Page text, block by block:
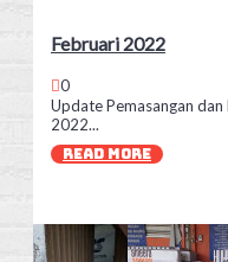
Februari 2022
0
Update Pemasangan
2022...
READ MORE